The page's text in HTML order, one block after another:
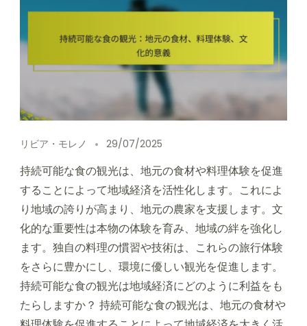
リビア・モレノ 29/07/2025
持続可能な食の観光は、地元の食材や料理体験を促進
することによって地域経済を活性化します。これによ
り地域の誇りが高まり、地元の農家を支援します。文
化的な重要性は本物の体験を育み、地域の絆を強化し
ます。独自の料理の慣習や技術は、これらの旅行体験
をさらに豊かにし、環境に優しい観光を促進します。
持続可能な食の観光は地域経済にどのように利益をも
たらしますか？ 持続可能な食の観光は、地元の食材や